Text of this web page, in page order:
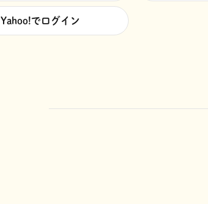
Yahoo!でログイン